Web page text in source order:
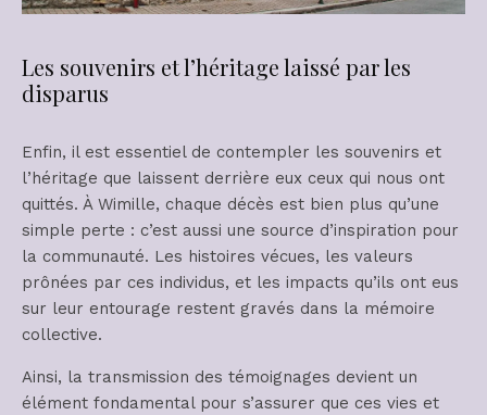
Les souvenirs et l’héritage laissé par les
disparus
Enfin, il est essentiel de contempler les souvenirs et
l’héritage que laissent derrière eux ceux qui nous ont
quittés. À Wimille, chaque décès est bien plus qu’une
simple perte : c’est aussi une source d’inspiration pour
la communauté. Les histoires vécues, les valeurs
prônées par ces individus, et les impacts qu’ils ont eus
sur leur entourage restent gravés dans la mémoire
collective.
Ainsi, la transmission des témoignages devient un
élément fondamental pour s’assurer que ces vies et